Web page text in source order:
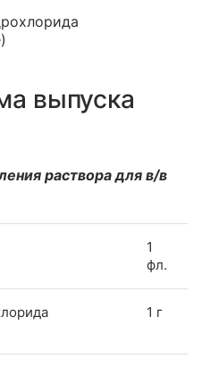
выпуска
раствора для в/в
1
фл.
1 г